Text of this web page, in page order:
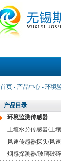
首页- 产品中心- 环境
产品目录
环境监测传感器
土壤水分传感器/土
风速传感器探头/风
烟感探测器/玻璃破